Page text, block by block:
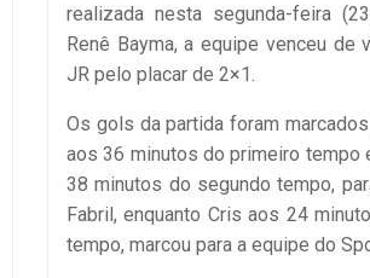
realizada nesta segunda-feira
Renê Bayma, a equipe venceu de
JR pelo placar de 2×1.
Os gols da partida foram
aos 36 minutos do primeiro tempo
38 minutos do segundo tempo,
Fabril, enquanto Cris aos 24
tempo, marcou para a equipe do